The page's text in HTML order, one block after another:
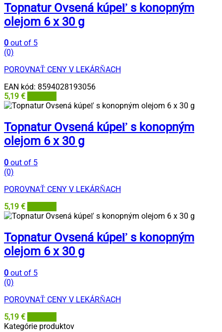
Topnatur Ovsená kúpeľ s konopným
olejom 6 x 30 g
0 out of 5
(0)
POROVNAŤ CENY V LEKÁRŇACH
EAN kód: 8594028193056
5,19 €
Topnatur Ovsená kúpeľ s konopným
olejom 6 x 30 g
0 out of 5
(0)
POROVNAŤ CENY V LEKÁRŇACH
5,19 €
Topnatur Ovsená kúpeľ s konopným
olejom 6 x 30 g
0 out of 5
(0)
POROVNAŤ CENY V LEKÁRŇACH
5,19 €
Kategórie produktov